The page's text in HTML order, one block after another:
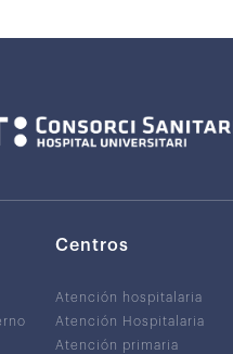
Centros
Atención hospitalaria
Atención Hospitalaria
Atención primaria